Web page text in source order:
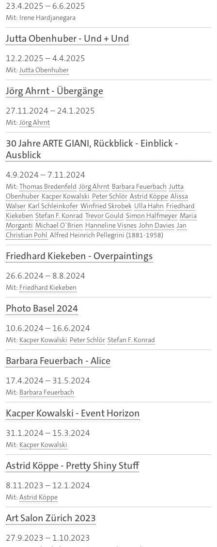
23.4.2025 – 6.6.2025
Mit: Irene Hardjanegara
Jutta Obenhuber - Und + Und
12.2.2025 –4.4.2025
Mit: Jutta Obenhuber
Jörg Ahrnt - Übergänge
27.11.2024– 24.1.2025
Mit: Jörg Ahrnt
30 Jahre ARTE GIANI, Rückblick - Einblick -
Ausblick
4.9.2024– 7.11.2024
Mit: Thomas Bredenfeld Jörg Ahrnt Barbara Feuerbach Jutta
Obenhuber Kacper Kowalski Peter Schlör Astrid Köppe Alissa
Walser Karl Schleinkofer Winfried Skrobek Ulla Hahn Friedhard
Kiekeben Stefan F. Konrad Trevor Gould Simon Halfmeyer Maria
Morganti Michael O´Brien Hanneline Visnes John Davies Jan
Christian Pohl Alfred Heinrich Pellegrini (1881-1958)
Friedhard Kiekeben - Overpaintings
26.6.2024– 8.8.2024
Mit: Friedhard Kiekeben
Photo Basel 2024
10.6.2024– 16.6.2024
Mit: Kacper Kowalski Peter Schlör Stefan F. Konrad
Barbara Feuerbach - Alice
17.4.2024– 31.5.2024
Mit: Barbara Feuerbach
Kacper Kowalski - Event Horizon
31.1.2024– 15.3.2024
Mit: Kacper Kowalski
Astrid Köppe - Pretty Shiny Stuff
8.11.2023 – 12.1.2024
Mit: Astrid Köppe
Art Salon Zürich 2023
27.9.2023 – 1.10.2023